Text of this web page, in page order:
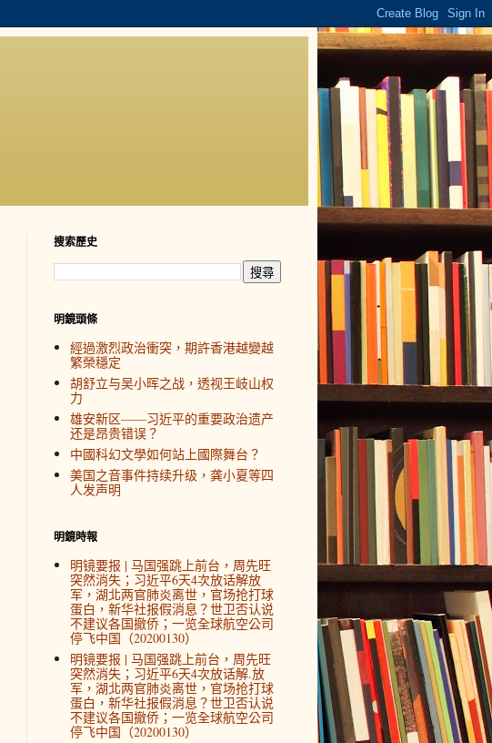
搜索歷史
明鏡頭條
經過激烈政治衝突，期許香港越變越
繁榮穩定
胡舒立与吴小晖之战，透视王岐山权
力
雄安新区——习近平的重要政治遗产
还是昂贵错误？
中國科幻文學如何站上國際舞台？
美国之音事件持续升级，龚小夏等四
人发声明
明鏡時報
明镜要报 | 马国强跳上前台，周先旺
突然消失；习近平6天4次放话解放
军，湖北两官肺炎离世，官场抢打球
蛋白，新华社报假消息？世卫否认说
不建议各国撤侨；一览全球航空公司
停飞中国（20200130）
明镜要报 | 马国强跳上前台，周先旺
突然消失；习近平6天4次放话解.放
军，湖北两官肺炎离世，官场抢打球
蛋白，新华社报假消息？世卫否认说
不建议各国撤侨；一览全球航空公司
停飞中国（20200130）